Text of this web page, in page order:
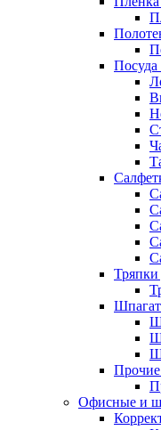
Посуда
Тряпки
Прочие
Офисные и